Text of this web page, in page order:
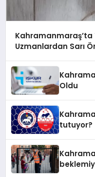
Kahramanmaraş’ta
Uzmanlardan Sarı
Oldu
tutuyor?